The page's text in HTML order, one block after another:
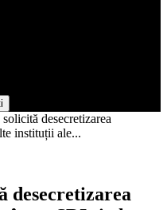
desecretizarea
instituții ale...
desecretizarea